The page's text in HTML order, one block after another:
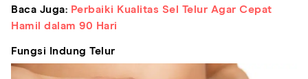
Baca Juga: Perbaiki Kualitas Sel Telur Agar Cepat
Hamil dalam 90 Hari
Fungsi Indung Telur